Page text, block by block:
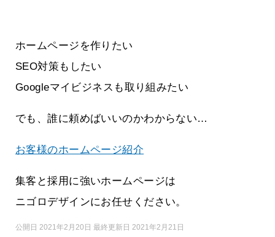
ホームページを作りたい
SEO対策もしたい
Googleマイビジネスも取り組みたい
でも、誰に頼めばいいのかわからない…
お客様のホームページ紹介
集客と採用に強いホームページは
ニゴロデザインにお任せください。
公開日 2021年2月20日 最終更新日 2021年2月21日